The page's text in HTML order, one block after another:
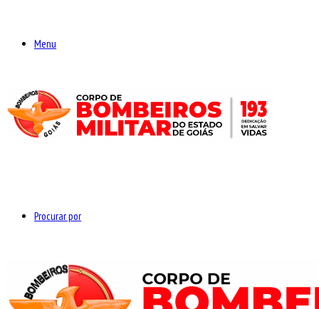
Menu
Procurar por